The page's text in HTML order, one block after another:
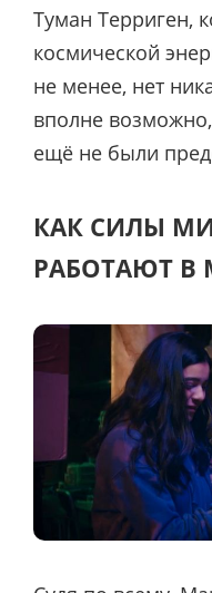
Туман Терриген,
космической
не менее, нет
вполне
ещё не были
КАК СИЛЫ
РАБОТАЮТ В